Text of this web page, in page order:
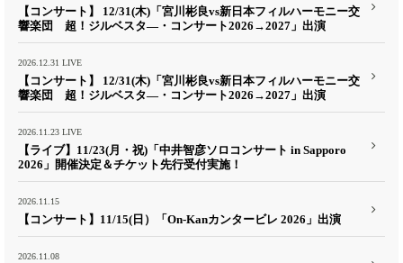
【コンサート】 12/31(木)「宮川彬良vs新日本フィルハーモニー交
響楽団 超！ジルベスタ―・コンサート2026→2027」出演
2026.12.31 LIVE
【コンサート】 12/31(木)「宮川彬良vs新日本フィルハーモニー交
響楽団 超！ジルベスタ―・コンサート2026→2027」出演
2026.11.23 LIVE
【ライブ】11/23(月・祝)「中井智彦ソロコンサート in Sapporo
2026」開催決定＆チケット先行受付実施！
2026.11.15
【コンサート】11/15(日）「On-Kanカンタービレ 2026」出演
2026.11.08